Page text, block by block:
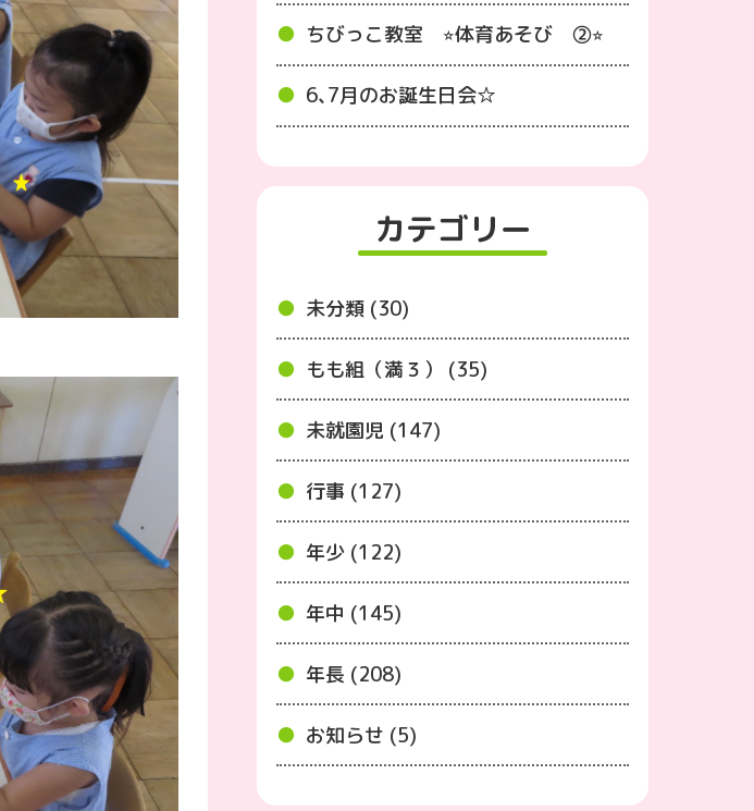
ちびっこ教室 ⭐︎体育あそび ②⭐︎
6､7月のお誕生日会☆
カテゴリー
未分類 (30)
もも組（満３） (35)
未就園児 (147)
行事 (127)
年少 (122)
年中 (145)
年長 (208)
お知らせ (5)